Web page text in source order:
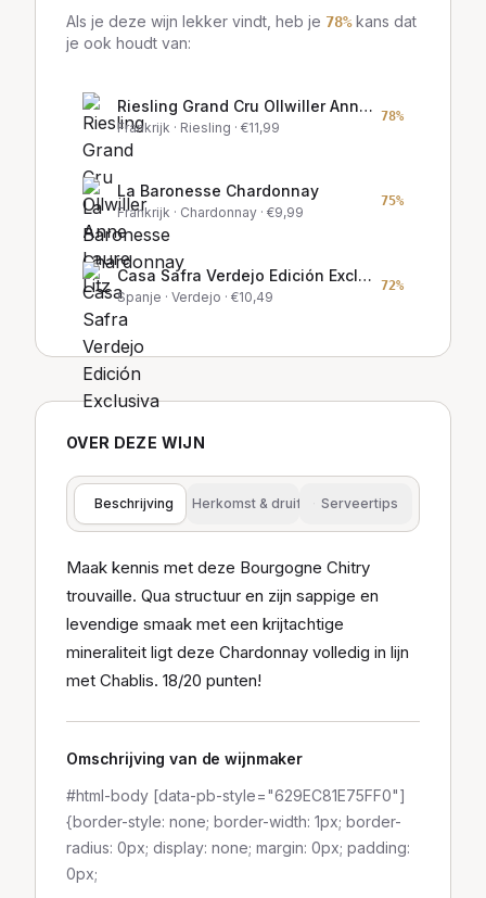
Als je deze wijn lekker vindt, heb je 78%kans dat
je ook houdt van:
Riesling Grand Cru Ollwiller Anne Laure Litz
Frankrijk · Riesling · €11,99
78%
La Baronesse Chardonnay
Frankrijk · Chardonnay · €9,99
75%
Casa Safra Verdejo Edición Exclusiva
Spanje · Verdejo · €10,49
72%
OVER DEZE WIJN
Beschrijving Herkomst & druif Serveertips
Maak kennis met deze Bourgogne Chitry
trouvaille. Qua structuur en zijn sappige en
levendige smaak met een krijtachtige
mineraliteit ligt deze Chardonnay volledig in lijn
met Chablis. 18/20 punten!
Omschrijving van de wijnmaker
#html-body [data-pb-style="629EC81E75FF0"]
{border-style: none; border-width: 1px; border-
radius: 0px; display: none; margin: 0px; padding:
0px;